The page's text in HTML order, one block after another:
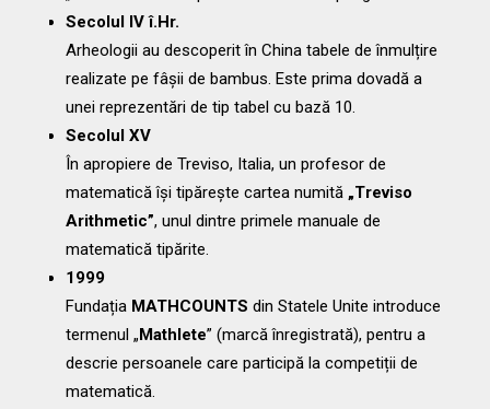
Secolul IV î.Hr.
Arheologii au descoperit în China tabele de înmulțire
realizate pe fâșii de bambus. Este prima dovadă a
unei reprezentări de tip tabel cu bază 10.
Secolul XV
În apropiere de Treviso, Italia, un profesor de
matematică își tipărește cartea numită „Treviso
Arithmetic”, unul dintre primele manuale de
matematică tipărite.
1999
Fundația MATHCOUNTS din Statele Unite introduce
termenul „Mathlete” (marcă înregistrată), pentru a
descrie persoanele care participă la competiții de
matematică.